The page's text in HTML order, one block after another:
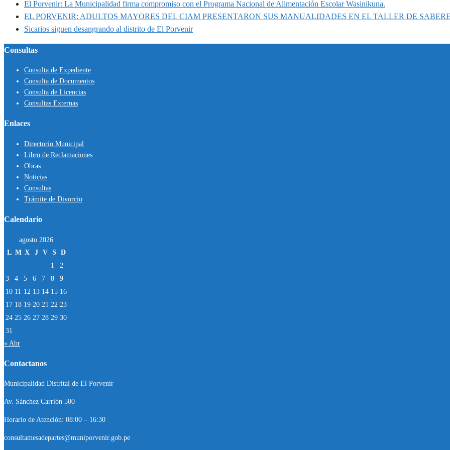
El Porvenir: La Municipalidad firma compromiso con el Programa Nacional de Alimentación Escolar Wasinikuna.
EL PORVENIR: ADULTOS MAYORES DEL CIAM PRESENTARON SUS MANUALIDADES EN EL TALLER DE
Sicarios siguen desangrando al distrito de El Porvenir
Consultas
Consulta de Expediente
Consulta de Documentos
Consulta de Licencias
Consultas Externas
Enlaces
Directorio Municipal
Libro de Reclamaciones
Obras
Noticias
Consultas
Trámite de Divorcio
Calendario
agosto 2026
L M X J V S D
1
2
3
4 5 6 7 8
9
10 11 12 13 14 15 16
17 18 19 20 21 22 23
24 25 26 27 28 29 30
31
« Abr
Contactanos
Municipalidad Distrital de El Porvenir
Av. Sánchez Carrión 500
Horario de Atención: 08:00 – 16:30
consultamesadepartes@muniporvenir.gob.pe